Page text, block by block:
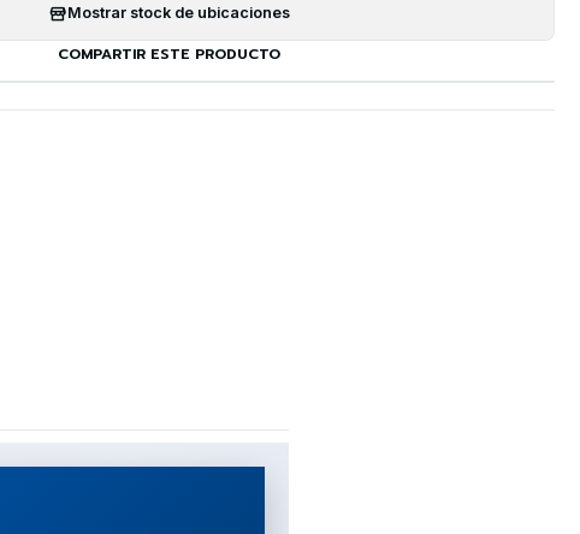
Mostrar stock de ubicaciones
COMPARTIR ESTE PRODUCTO